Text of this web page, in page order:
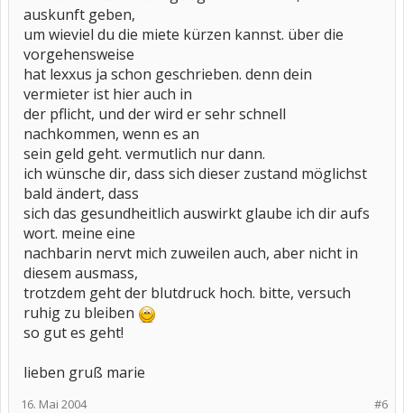
auskunft geben,
um wieviel du die miete kürzen kannst. über die
vorgehensweise
hat lexxus ja schon geschrieben. denn dein
vermieter ist hier auch in
der pflicht, und der wird er sehr schnell
nachkommen, wenn es an
sein geld geht. vermutlich nur dann.
ich wünsche dir, dass sich dieser zustand möglichst
bald ändert, dass
sich das gesundheitlich auswirkt glaube ich dir aufs
wort. meine eine
nachbarin nervt mich zuweilen auch, aber nicht in
diesem ausmass,
trotzdem geht der blutdruck hoch. bitte, versuch
ruhig zu bleiben
so gut es geht!
lieben gruß marie
#6
16. Mai 2004